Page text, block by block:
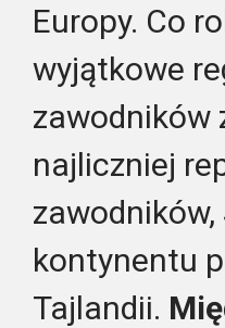
Europy. Co
wyjątkowe
zawodników
najliczniej
kontynentu
Tajlandii.